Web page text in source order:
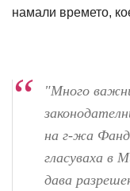
намали времето,
"Много
на г-жа
гласуваха в
дава